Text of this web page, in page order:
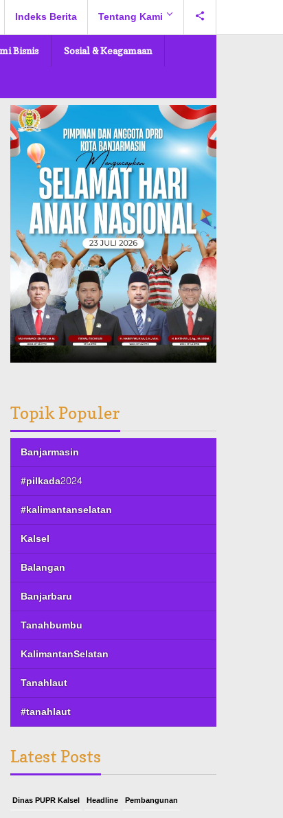
Indeks Berita Tentang Kami
Bisnis Sosial & Keagamaan
Topik Populer
Banjarmasin
#pilkada2024
#kalimantanselatan
Kalsel
Balangan
Banjarbaru
Tanahbumbu
KalimantanSelatan
Tanahlaut
#tanahlaut
Latest Posts
Dinas PUPR Kalsel Headline Pembangunan